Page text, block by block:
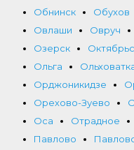
Обнинск
Обухов
Овлаши
Овруч
Озерск
Ольга
Орджоникидзе
Орехово-Зуево
Оса
Отрадное
Павлово